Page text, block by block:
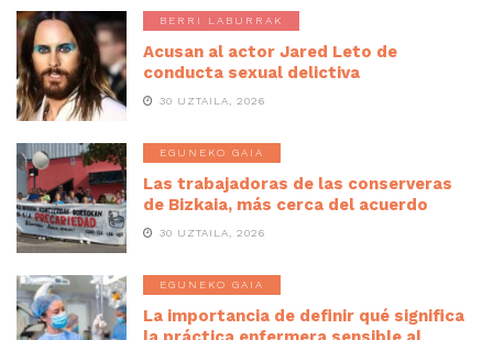
BERRI LABURRAK
Acusan al actor Jared Leto de
conducta sexual delictiva
30 UZTAILA, 2026
EGUNEKO GAIA
Las trabajadoras de las conserveras
de Bizkaia, más cerca del acuerdo
30 UZTAILA, 2026
EGUNEKO GAIA
La importancia de definir qué significa